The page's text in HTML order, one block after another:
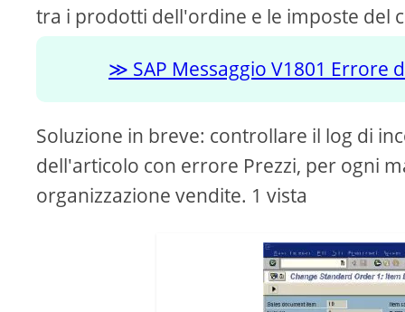
tra i prodotti dell'ordine e le imposte del
SAP Messaggio V1801
Soluzione in breve: controllare il log di
dell'articolo con errore Prezzi, per ogni
organizzazione vendite. 1 vista